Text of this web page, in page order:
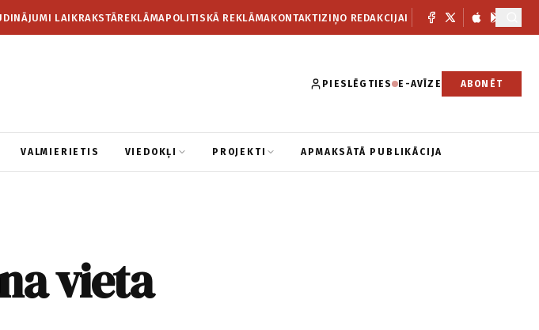
LAIKRAKSTĀREKLĀMAPOLITISKĀ REKLĀMAKONTAKTIZIŅO REDAKCIJAI
PIESLĒGTIES E-AVĪZE ABONĒT
VALMIERIETIS VIEDOKĻI PROJEKTI APMAKSĀTĀ PUBLIKĀCIJA
vieta